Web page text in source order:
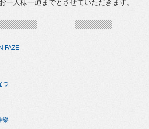
一人様一通までとさせていただきます。
FAZE
つ
樂